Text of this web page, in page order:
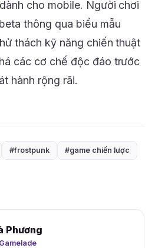
cho mobile. Người chơi
thông qua biểu mẫu
thách kỹ năng chiến thuật
các cơ chế độc đáo trước
hành rộng rãi.
#frostpunk #game chiến lược
Phương
Gamelade